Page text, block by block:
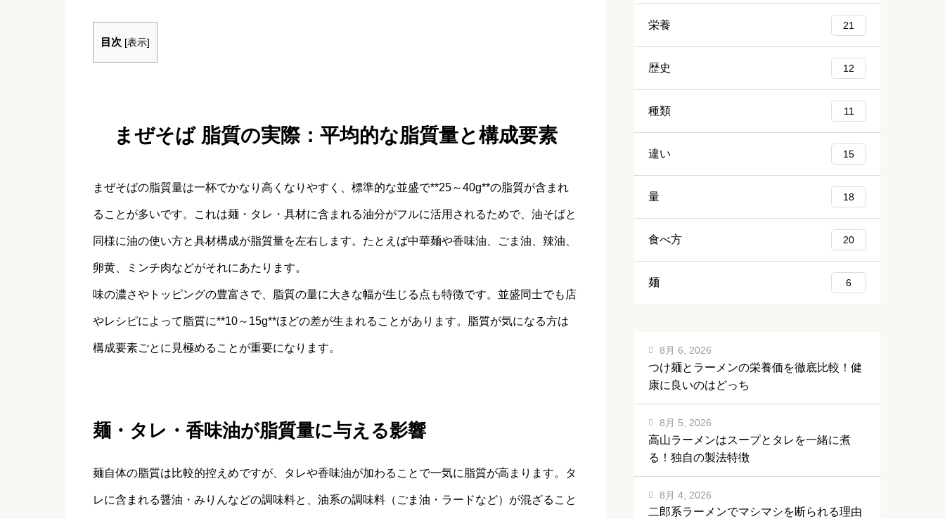
目次 [表示]
まぜそば 脂質の実際：平均的な脂質量と構成要素
まぜそばの脂質量は一杯でかなり高くなりやすく、標準的な並盛で**25～40g**の脂質が含まれ
ることが多いです。これは麺・タレ・具材に含まれる油分がフルに活用されるためで、油そばと
同様に油の使い方と具材構成が脂質量を左右します。たとえば中華麺や香味油、ごま油、辣油、
卵黄、ミンチ肉などがそれにあたります。
味の濃さやトッピングの豊富さで、脂質の量に大きな幅が生じる点も特徴です。並盛同士でも店
やレシピによって脂質に**10～15g**ほどの差が生まれることがあります。脂質が気になる方は
構成要素ごとに見極めることが重要になります。
麺・タレ・香味油が脂質量に与える影響
麺自体の脂質は比較的控えめですが、タレや香味油が加わることで一気に脂質が高まります。タ
レに含まれる醤油・みりんなどの調味料と、油系の調味料（ごま油・ラードなど）が混ざること
栄養 21
歴史 12
種類 11
違い 15
量 18
食べ方 20
麺 6
つけ麺とラーメンの栄養価を徹底比較！健
康に良いのはどっち
8月 6, 2026
高山ラーメンはスープとタレを一緒に煮
る！独自の製法特徴
8月 5, 2026
二郎系ラーメンでマシマシを断られる理由
8月 4, 2026